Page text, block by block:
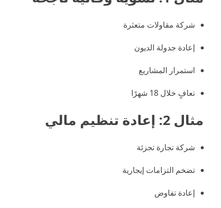
شركة مقاولات متعثرة
إعادة جدولة الديون
استمرار المشاريع
تعافٍ خلال 18 شهرًا
مثال 2: إعادة تنظيم مالي
شركة تجارة تجزئة
تضخم التزامات إيجارية
إعادة تفاوض